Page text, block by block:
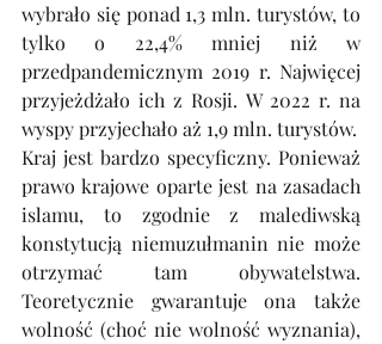
wybrało się ponad 1,3 mln. turystów, to
tylko o 22,4% mniej niż w
przedpandemicznym 2019 r. Najwięcej
przyjeżdżało ich z Rosji. W 2022 r. na
wyspy przyjechało aż 1,9 mln. turystów.
Kraj jest bardzo specyficzny. Ponieważ
prawo krajowe oparte jest na zasadach
islamu, to zgodnie z malediwską
konstytucją niemuzułmanin nie może
otrzymać tam obywatelstwa.
Teoretycznie gwarantuje ona także
wolność (choć nie wolność wyznania),